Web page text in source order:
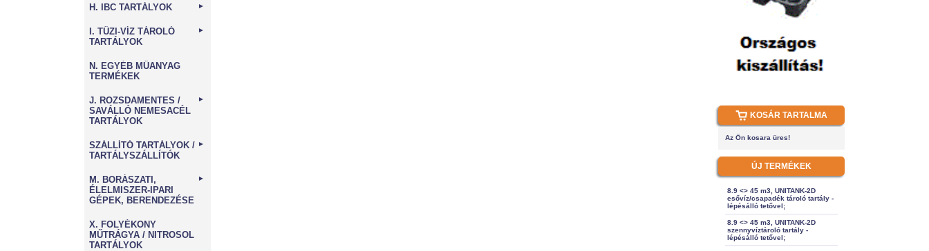
H. IBC TARTÁLYOK ►
I. TŰZI-VÍZ TÁROLÓ
TARTÁLYOK
►
N. EGYÉB MŰANYAG
TERMÉKEK
J. ROZSDAMENTES /
SAVÁLLÓ NEMESACÉL
TARTÁLYOK
►
SZÁLLÍTÓ TARTÁLYOK /
TARTÁLYSZÁLLÍTÓK
►
M. BORÁSZATI,
ÉLELMISZER-IPARI
GÉPEK, BERENDEZÉSE
►
X. FOLYÉKONY
MŰTRÁGYA / NITROSOL
TARTÁLYOK
KOSÁR TARTALMA
Az Ön kosara üres!
ÚJ TERMÉKEK
8.9 <> 45 m3, UNITANK-2D
esővíz/csapadék tároló tartály -
lépésálló tetővel;
8.9 <> 45 m3, UNITANK-2D
szennyvíztároló tartály -
lépésálló tetővel;